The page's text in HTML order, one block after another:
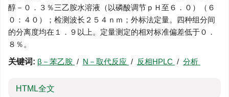
醇－０．３％三乙胺水溶液（以磷酸调节ｐＨ至６．０）（６
０：４０）；检测波长２５４ｎｍ；外标法定量。四种组分间
的分离度均在１．９以上。定量测定的相对标准偏差低于０．
８％。
关键词: β－苯乙胺 / N－取代反应 / 反相HPLC / 分析
HTML全文